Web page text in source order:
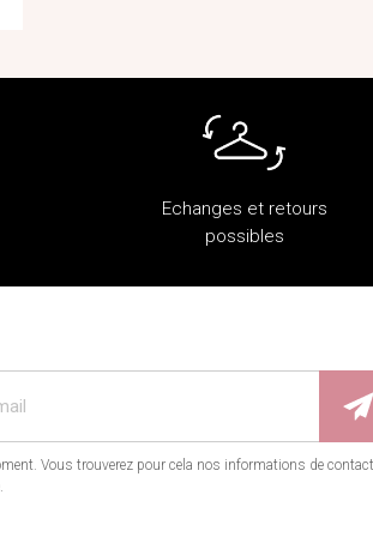
Echanges et retours
possibles
Vous trouverez pour cela nos informations de contact